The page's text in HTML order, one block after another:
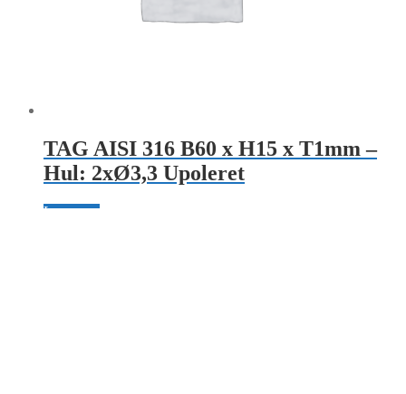
TAG AISI 316 B60 x H15 x T1mm –
Hul: 2xØ3,3 Upoleret
Læs mere